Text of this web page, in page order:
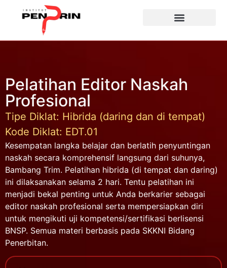
Pelatihan Editor Naskah
Profesional
Tipe Diklat: Hibrida (daring dan di tempat)
Kode Diklat: EDT.01
Kesempatan langka belajar dan berlatih penyuntingan
naskah secara komprehensif langsung dari suhunya,
Bambang Trim. Pelatihan hibrida (di tempat dan daring)
ini dilaksanakan selama 2 hari. Tentu pelatihan ini
menjadi bekal penting untuk Anda berkarier sebagai
editor naskah profesional serta mempersiapkan diri
untuk mengikuti uji kompetensi/sertifikasi berlisensi
BNSP. Semua materi berbasis pada SKKNI Bidang
Penerbitan.